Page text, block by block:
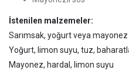
İstenilen malzemeler:
Sarımsak, yoğurt veya mayonez
Yoğurt, limon suyu, tuz,
Mayonez, hardal, limon suyu